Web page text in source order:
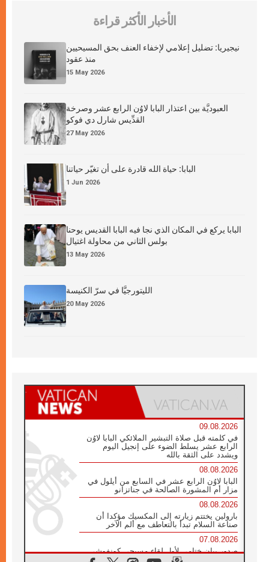
الأخبار الأكثر قراءة
نيجيريا: تضليل إعلامي لإخفاء العنف بحق المسيحيين
منذ عقود
15 May 2026
العبوديَّة بين اعتذار البابا لاوُن الرابع عشر وصرخة
القدِّيس شارل دي فوكو
27 May 2026
البابا: حياة الله قادرة على أن تغيّر حياتنا
1 Jun 2026
البابا يركع في المكان الذي نجا فيه البابا القديس يوحنا
بولس الثاني من محاولة اغتيال
13 May 2026
الليتورجيَّا في سرّ الكنيسة
20 May 2026
09.08.2026
في كلمته قبل صلاة التبشير الملائكي البابا لاوُن
الرابع عشر يسلط الضوء على إنجيل اليوم
ويشدد على الثقة بالله
08.08.2026
البابا لاوُن الرابع عشر في السابع من أيلول في
مزار أم المشورة الصالحة في جناتزانو
08.08.2026
بارولين يختتم زيارته إلى المكسيك مؤكدا أن
صناعة السلام تبدأ بالتعاطف مع ألم الآخر
07.08.2026
صدور بيان ختامي لأول لقاء مسيحي كونفوشي
بمشاركة الدائرة الفاتيكانية للحوار بين الأديان